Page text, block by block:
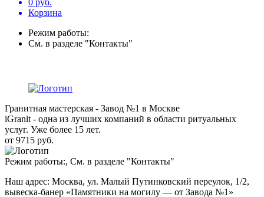
0 руб.
Корзина
Режим работы:
См. в разделе "Контакты"
Гранитная мастерская - Завод №1 в Москве
iGranit - одна из лучших компаний в области ритуальных
услуг. Уже более 15 лет.
от 9715 руб.
Режим работы:, См. в разделе "Контакты"
Наш адрес: Москва, ул. Малый Путинковский переулок, 1/2,
вывеска-банер «Памятники на могилу — от Завода №1»